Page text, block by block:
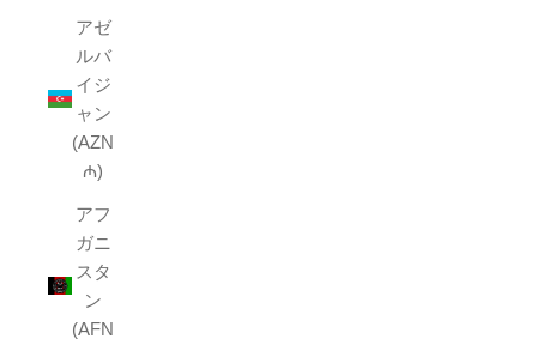
アゼ
ルバ
イジ
ャン
(AZN
₼)
アフ
ガニ
スタ
ン
(AFN